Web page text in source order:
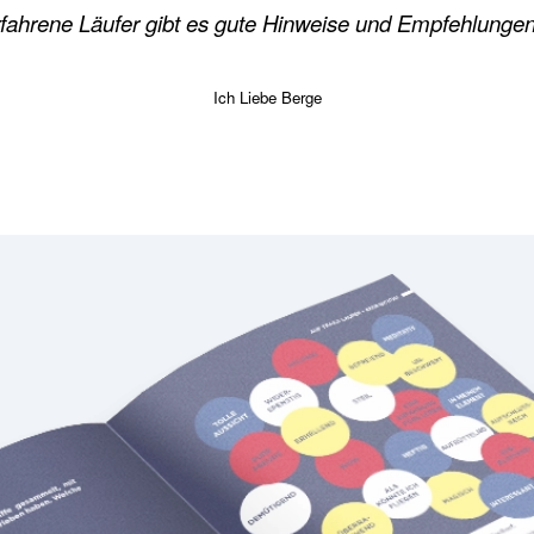
Läufer gibt es gute Hinweise und
Ich Liebe Berge